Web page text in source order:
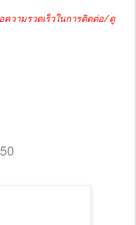
วามรวดเร็วในการติดต่อ/ดู